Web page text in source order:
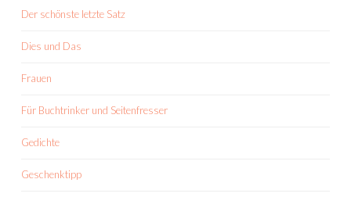
Der schönste letzte Satz
Dies und Das
Frauen
Für Buchtrinker und Seitenfresser
Gedichte
Geschenktipp